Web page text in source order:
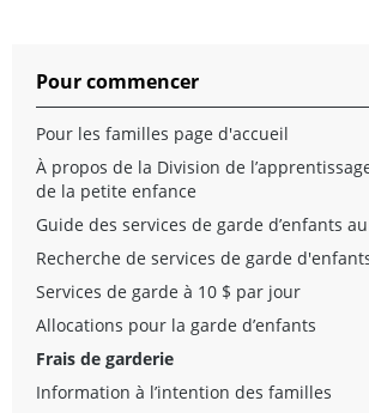
Pour commencer
Pour les familles page d'accueil
À propos de la Division de
de la petite enfance
Guide des services de garde d’enfants
Recherche de services de garde
Services de garde à 10 $ par jour
Allocations pour la garde d’enfants
Frais de garderie
Information à l’intention des familles